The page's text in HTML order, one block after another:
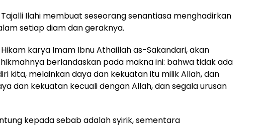
Tajalli Ilahi membuat seseorang senantiasa menghadirkan
setiap diam dan geraknya.
karya Imam Ibnu Athaillah as-Sakandari, akan
berlandaskan pada makna ini: bahwa tidak ada
kita, melainkan daya dan kekuatan itu milik Allah, dan
dan kekuatan kecuali dengan Allah, dan segala urusan
kepada sebab adalah syirik, sementara